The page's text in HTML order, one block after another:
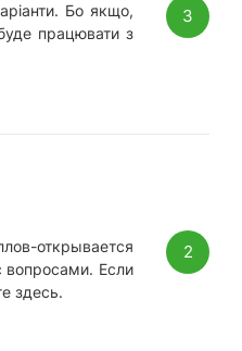
Бо якщо,
працювати з
3
открывается
вопросами. Если
здесь.
2